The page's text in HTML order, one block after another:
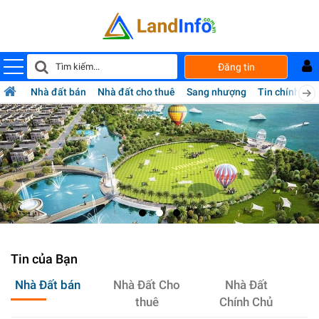
Mua
bán
đất
Landinfo.com.vn
Đăng tin
Nhà đất bán Nhà đất cho thuê Sang nhượng Tin chính chủ
Tin của Bạn
Nhà Đất bán
Nhà Đất Cho
thuê
Nhà Đất
Chính Chủ